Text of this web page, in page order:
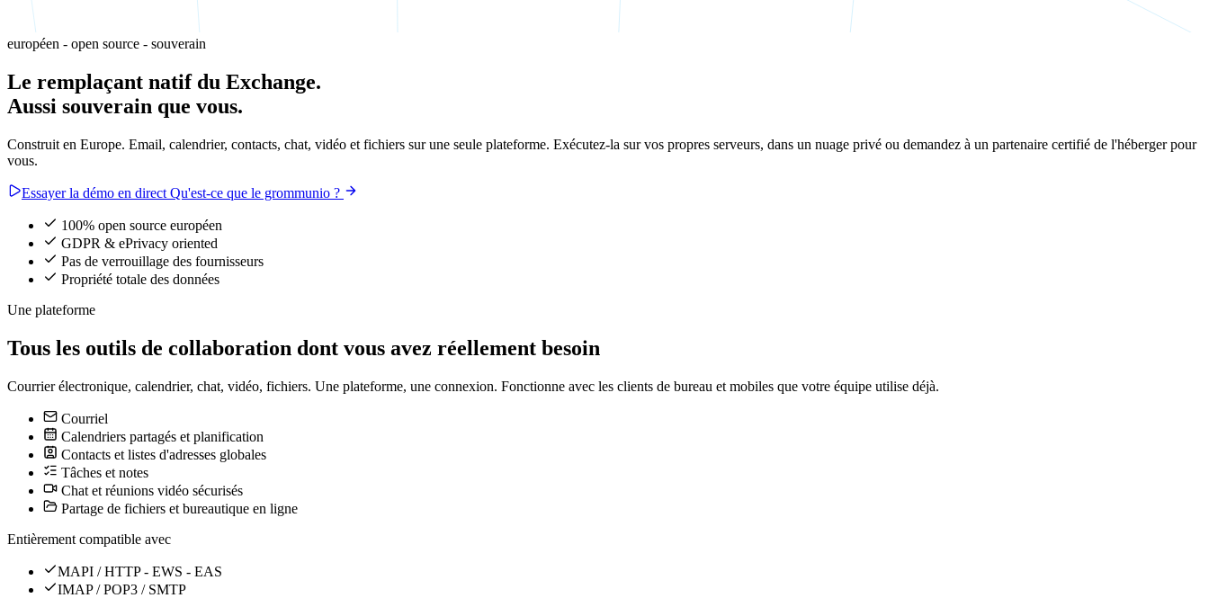
européen - open source - souverain
Le remplaçant natif du Exchange.
Aussi souverain que vous.
Construit en Europe. Email, calendrier, contacts, chat, vidéo et fichiers sur une seule plateforme. Exécutez-la sur vos propres serveurs, dans un nuage privé ou demandez à un partenaire certifié de l'héberger pour
vous.
Essayer la démo en direct Qu'est-ce que le grommunio ?
100% open source européen
GDPR & ePrivacy oriented
Pas de verrouillage des fournisseurs
Propriété totale des données
Une plateforme
Tous les outils de collaboration dont vous avez réellement besoin
Courrier électronique, calendrier, chat, vidéo, fichiers. Une plateforme, une connexion. Fonctionne avec les clients de bureau et mobiles que votre équipe utilise déjà.
Courriel
Calendriers partagés et planification
Contacts et listes d'adresses globales
Tâches et notes
Chat et réunions vidéo sécurisés
Partage de fichiers et bureautique en ligne
Entièrement compatible avec
MAPI / HTTP - EWS - EAS
IMAP / POP3 / SMTP